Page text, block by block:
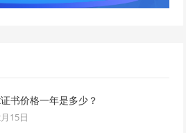
书价格一年是多少？
15日